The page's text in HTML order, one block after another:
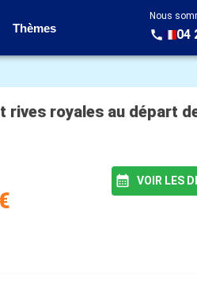
Thèmes
Nous
04
rives royales au départ
VOIR LES